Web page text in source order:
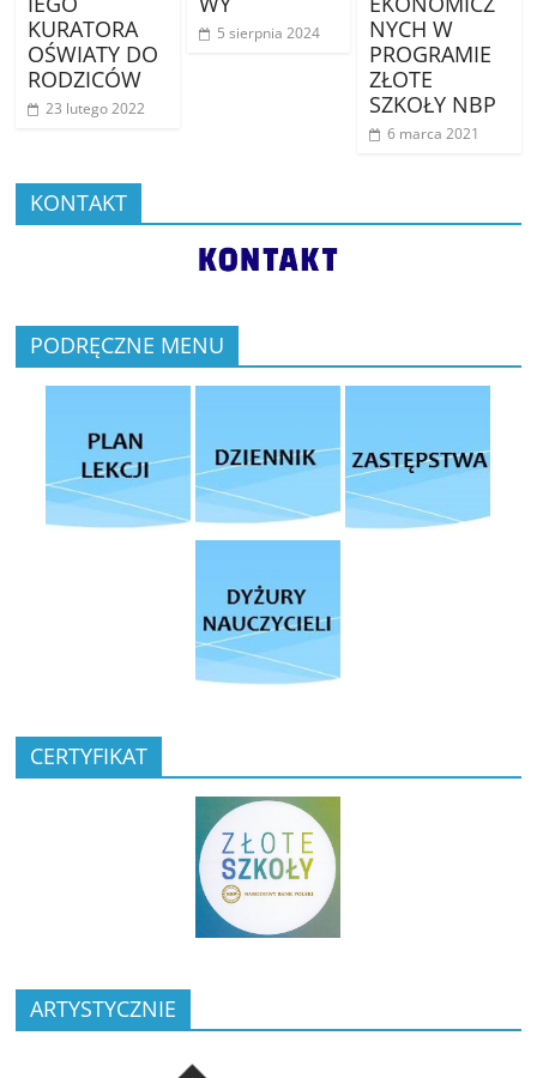
KURATORA
OŚWIATY DO
RODZICÓW
23 lutego 2022
5 sierpnia 2024
NYCH W
PROGRAMIE
ZŁOTE
SZKOŁY NBP
6 marca 2021
KONTAKT
PODRĘCZNE MENU
CERTYFIKAT
ARTYSTYCZNIE